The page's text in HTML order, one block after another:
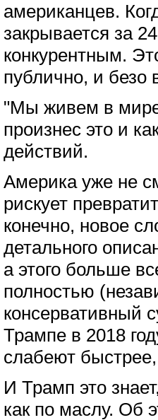
американцев.
закрывается за
конкурентным.
публично, и безо
"Мы живем в
произнес это и
действий.
Америка уже не
рискует
конечно, новое
детального
а этого больше
полностью
консервативный
Трампе в 2018
слабеют
И Трамп это
как по маслу. Об